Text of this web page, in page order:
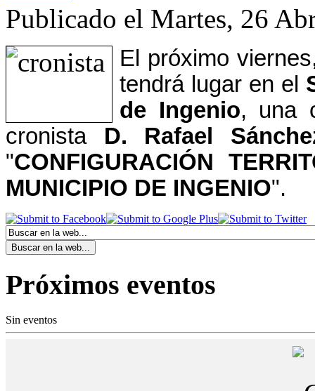
Publicado el Martes, 26
El próximo
tendrá lugar en el
de Ingenio, una
cronista D. Rafael
"CONFIGURACIÓN
MUNICIPIO DE INGENIO".
Próximos eventos
Sin eventos